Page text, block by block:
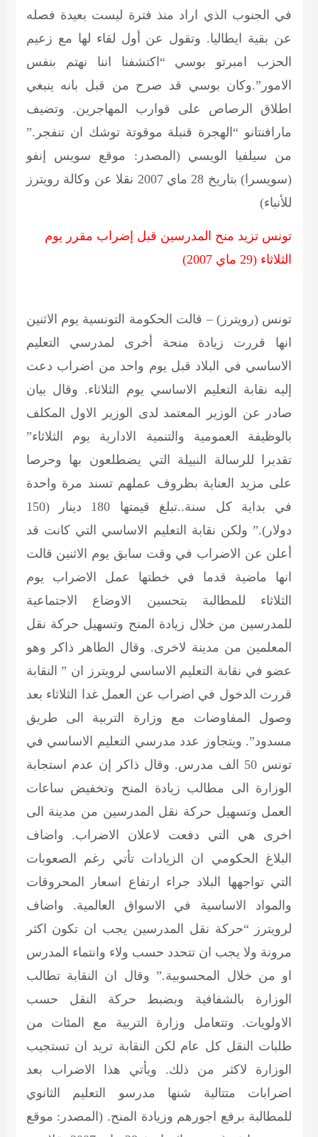
في الجنوب الذي اراد منذ فترة ليست بعيدة فصله
عن بقية ايطاليا. وتقول عن أول لقاء لها مع زعيم
الحزب امبرتو بوسي “اكتشفنا اننا نهتم بنفس
الامور”.وكان بوسي قد صرح من قبل بانه ينبغي
اطلاق الرصاص على قوارب المهاجرين. وتضيف
مارافنتانو “الهجرة قنبلة موقوتة توشك ان تنفجر.”
من سيلفيا الويسي
(المصدر: موقع سويس إنفو
(سويسرا) بتاريخ 28 ماي 2007 نقلا عن وكالة رويترز
للأنباء)
تونس تزيد منح المدرسين قبل إضراب مقرر يوم
الثلاثاء (29 ماي 2007)
تونس (رويترز) – قالت الحكومة التونسية يوم الاثنين
انها قررت زيادة منحة أخرى لمدرسي التعليم
الاساسي في البلاد قبل يوم واحد من اضراب دعت
إليه نقابة التعليم الاساسي يوم الثلاثاء. وقال بيان
صادر عن الوزير المعتمد لدى الوزير الاول المكلف
بالوظيفة العمومية والتنمية الادارية يوم الثلاثاء”
تقديرا للرسالة النبيلة التي يضطلعون بها وحرصا
على مزيد العناية بظروف عملهم تسند مرة واحدة
في بداية كل سنة..تبلغ قيمتها 180 دينار (150
دولار).” ولكن نقابة التعليم الاساسي التي كانت قد
أعلن عن الاضراب في وقت سابق يوم الاثنين قالت
انها ماضية قدما في خطتها عمل الاضراب يوم
الثلاثاء للمطالبة بتحسين الاوضاع الاجتماعية
للمدرسين من خلال زيادة المنح وتسهيل حركة نقل
المعلمين من مدينة لاخرى. وقال الطاهر ذاكر وهو
عضو في نقابة التعليم الاساسي لرويترز ان ” النقابة
قررت الدخول في اضراب عن العمل غدا الثلاثاء بعد
وصول المفاوضات مع وزارة التربية الى طريق
مسدود”. ويتجاوز عدد مدرسي التعليم الاساسي في
تونس 50 الف مدرس. وقال ذاكر إن عدم استجابة
الوزارة الى مطالب زيادة المنح وتخفيض ساعات
العمل وتسهيل حركة نقل المدرسين من مدينة الى
اخرى هي التي دفعت لاعلان الاضراب. واضاف
البلاغ الحكومي ان الزيادات تأتي رغم الصعوبات
التي تواجهها البلاد جراء ارتفاع اسعار المحروقات
والمواد الاساسية في الاسواق العالمية. واضاف
لرويترز “حركة نقل المدرسين يجب ان تكون اكثر
مرونة ولا يجب ان تتحدد حسب ولاء وانتماء المدرس
او من خلال المحسوبية.” وقال ان النقابة تطالب
الوزارة بالشفافية وبضبط حركة النقل حسب
الاولويات. وتتعامل وزارة التربية مع المئات من
طلبات النقل كل عام لكن النقابة تريد ان تستجيب
الوزارة لاكثر من ذلك. ويأتي هذا الاضراب بعد
اضرابات متتالية شنها مدرسو التعليم الثانوي
للمطالبة برفع اجورهم وزيادة المنح. (المصدر: موقع